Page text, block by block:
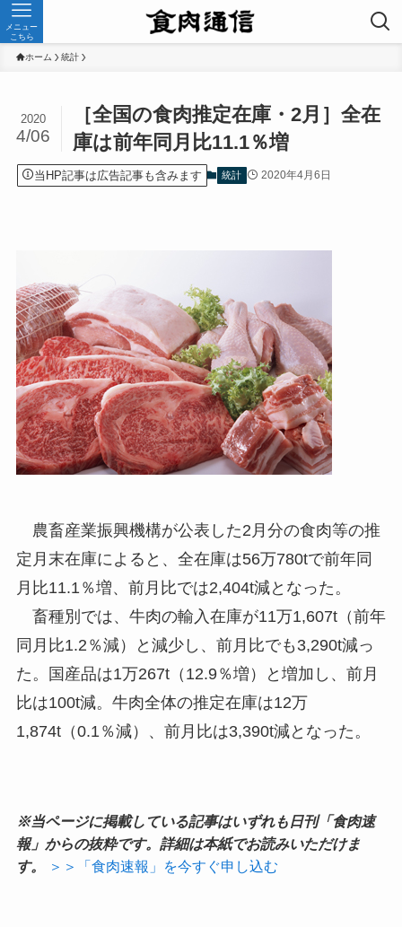
メニュー
こちら
ホーム 統計
［全国の食肉推定在庫・2月］全在
庫は前年同月比11.1％増
2020
4/06
当HP記事は広告記事も含みます 統計 2020年4月6日
農畜産業振興機構が公表した2月分の食肉等の推
定月末在庫によると、全在庫は56万780tで前年同
月比11.1％増、前月比では2,404t減となった。
畜種別では、牛肉の輸入在庫が11万1,607t（前年
同月比1.2％減）と減少し、前月比でも3,290t減っ
た。国産品は1万267t（12.9％増）と増加し、前月
比は100t減。牛肉全体の推定在庫は12万
1,874t（0.1％減）、前月比は3,390t減となった。
※当ページに掲載している記事はいずれも日刊「食肉速
報」からの抜粋です。詳細は本紙でお読みいただけま
す。
＞＞「食肉速報」を今すぐ申し込む